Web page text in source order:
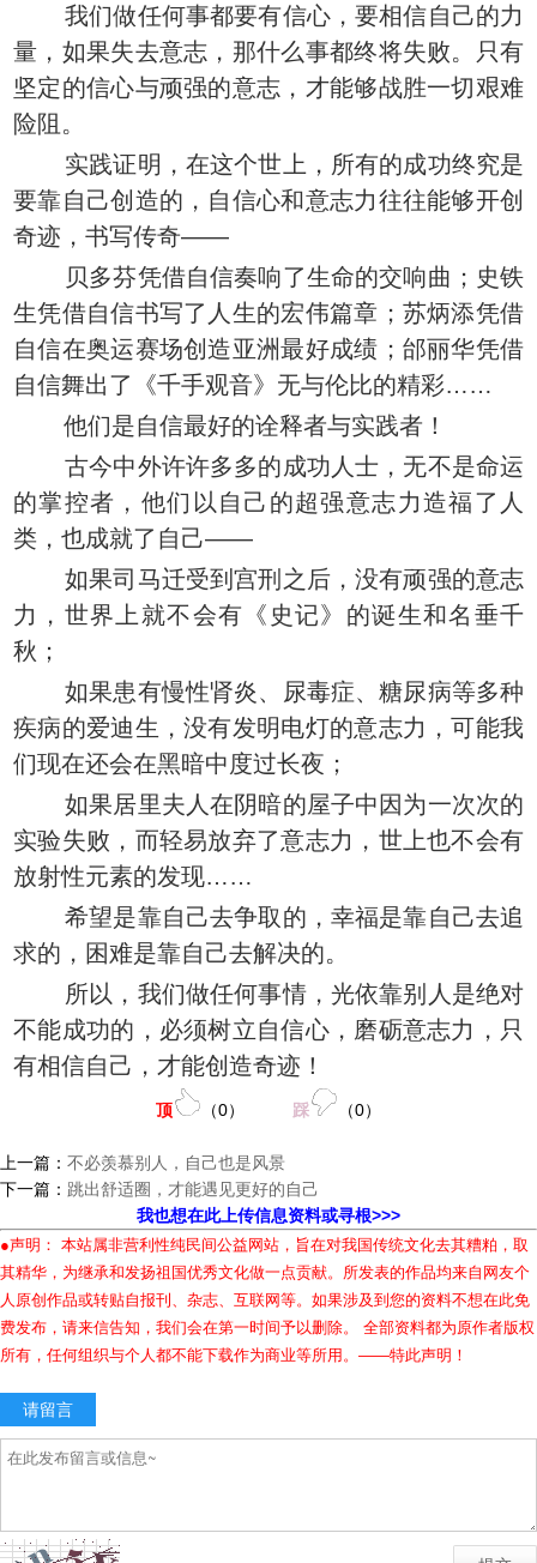
我们做任何事都要有信心，要相信自己的力
量，如果失去意志，那什么事都终将失败。只有
坚定的信心与顽强的意志，才能够战胜一切艰难
险阻。
实践证明，在这个世上，所有的成功终究是
要靠自己创造的，自信心和意志力往往能够开创
奇迹，书写传奇——
贝多芬凭借自信奏响了生命的交响曲；史铁
生凭借自信书写了人生的宏伟篇章；苏炳添凭借
自信在奥运赛场创造亚洲最好成绩；邰丽华凭借
自信舞出了《千手观音》无与伦比的精彩……
他们是自信最好的诠释者与实践者！
古今中外许许多多的成功人士，无不是命运
的掌控者，他们以自己的超强意志力造福了人
类，也成就了自己——
如果司马迁受到宫刑之后，没有顽强的意志
力，世界上就不会有《史记》的诞生和名垂千
秋；
如果患有慢性肾炎、尿毒症、糖尿病等多种
疾病的爱迪生，没有发明电灯的意志力，可能我
们现在还会在黑暗中度过长夜；
如果居里夫人在阴暗的屋子中因为一次次的
实验失败，而轻易放弃了意志力，世上也不会有
放射性元素的发现……
希望是靠自己去争取的，幸福是靠自己去追
求的，困难是靠自己去解决的。
所以，我们做任何事情，光依靠别人是绝对
不能成功的，必须树立自信心，磨砺意志力，只
有相信自己，才能创造奇迹！
顶 （0） 踩 （0）
上一篇： 不必羡慕别人，自己也是风景
下一篇： 跳出舒适圈，才能遇见更好的自己
我也想在此上传信息资料或寻根>>>
●声明： 本站属非营利性纯民间公益网站，旨在对我国传统文化去其糟粕，取
其精华，为继承和发扬祖国优秀文化做一点贡献。所发表的作品均来自网友个
人原创作品或转贴自报刊、杂志、互联网等。如果涉及到您的资料不想在此免
费发布，请来信告知，我们会在第一时间予以删除。 全部资料都为原作者版权
所有，任何组织与个人都不能下载作为商业等所用。——特此声明！
请留言